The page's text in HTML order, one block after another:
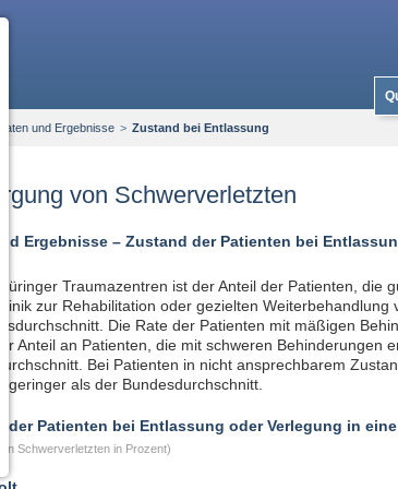
Daten und Ergebnisse > Zustand bei Entlassung
von Schwerverletzten
Ergebnisse – Zustand der Patienten bei
Traumazentren ist der Anteil der Patienten, die
zur Rehabilitation oder gezielten
Die Rate der Patienten mit mäßigen
Anteil an Patienten, die mit schweren Behinderungen
Bei Patienten in nicht ansprechbarem
geringer als der Bundesdurchschnitt.
der Patienten bei Entlassung oder Verlegung in
Schwerverletzten in Prozent)